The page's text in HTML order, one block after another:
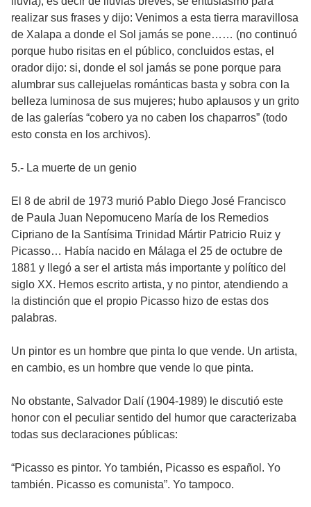
realizar sus frases y dijo: Venimos a esta tierra maravillosa
de Xalapa a donde el Sol jamás se pone…… (no continuó
porque hubo risitas en el público, concluidos estas, el
orador dijo: si, donde el sol jamás se pone porque para
alumbrar sus callejuelas románticas basta y sobra con la
belleza luminosa de sus mujeres; hubo aplausos y un grito
de las galerías “cobero ya no caben los chaparros” (todo
esto consta en los archivos).
5.- La muerte de un genio
El 8 de abril de 1973 murió Pablo Diego José Francisco
de Paula Juan Nepomuceno María de los Remedios
Cipriano de la Santísima Trinidad Mártir Patricio Ruiz y
Picasso… Había nacido en Málaga el 25 de octubre de
1881 y llegó a ser el artista más importante y político del
siglo XX. Hemos escrito artista, y no pintor, atendiendo a
la distinción que el propio Picasso hizo de estas dos
palabras.
Un pintor es un hombre que pinta lo que vende. Un artista,
en cambio, es un hombre que vende lo que pinta.
No obstante, Salvador Dalí (1904-1989) le discutió este
honor con el peculiar sentido del humor que caracterizaba
todas sus declaraciones públicas:
“Picasso es pintor. Yo también, Picasso es español. Yo
también. Picasso es comunista”. Yo tampoco.